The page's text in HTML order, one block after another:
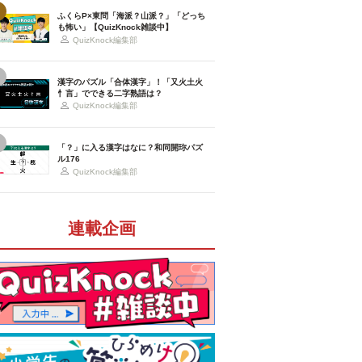
ふくらP×東問「海派？山派？」「どっち
も怖い」【QuizKnock雑談中】
QuizKnock編集部
漢字のパズル「合体漢字」！「又火土火
忄言」でできる二字熟語は？
QuizKnock編集部
「？」に入る漢字はなに？和同開珎パズ
ル176
QuizKnock編集部
連載企画